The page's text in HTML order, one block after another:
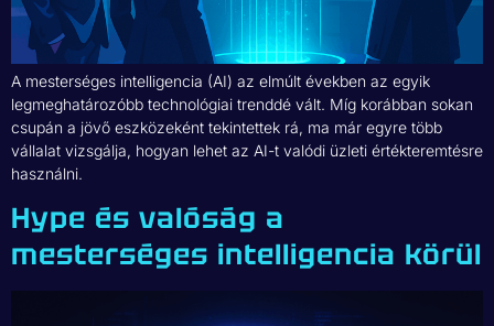
A mesterséges intelligencia (AI) az elmúlt években az egyik
legmeghatározóbb technológiai trenddé vált. Míg korábban sokan
csupán a jövő eszközeként tekintettek rá, ma már egyre több
vállalat vizsgálja, hogyan lehet az AI-t valódi üzleti értékteremtésre
használni.
Hype és valóság a
mesterséges intelligencia körül